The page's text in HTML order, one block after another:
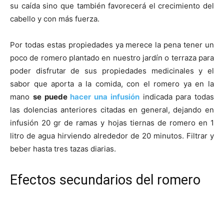
su caída sino que también favorecerá el crecimiento del
cabello y con más fuerza.
Por todas estas propiedades ya merece la pena tener un
poco de romero plantado en nuestro jardín o terraza para
poder disfrutar de sus propiedades medicinales y el
sabor que aporta a la comida, con el romero ya en la
mano se puede hacer una infusiónindicada para todas
las dolencias anteriores citadas en general, dejando en
infusión 20 gr de ramas y hojas tiernas de romero en 1
litro de agua hirviendo alrededor de 20 minutos. Filtrar y
beber hasta tres tazas diarias.
Efectos secundarios del romero